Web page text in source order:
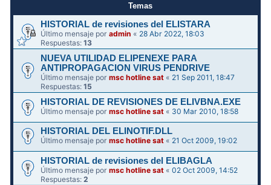
Temas
HISTORIAL de revisiones del ELISTARA
Último mensaje poradmin « 28 Abr 2022, 18:03
Respuestas:13
NUEVA UTILIDAD ELIPENEXE PARA
ANTIPROPAGACION VIRUS PENDRIVE
Último mensaje pormsc hotline sat « 21 Sep 2011, 18:47
Respuestas:15
HISTORIAL DE REVISIONES DE ELIVBNA.EXE
Último mensaje pormsc hotline sat « 30 Mar 2010, 18:58
HISTORIAL DEL ELINOTIF.DLL
Último mensaje pormsc hotline sat « 21 Oct 2009, 19:02
HISTORIAL de revisiones del ELIBAGLA
Último mensaje pormsc hotline sat «02 Oct 2009, 14:52
Respuestas:2